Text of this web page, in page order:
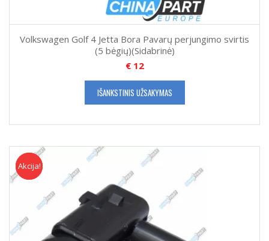
Volkswagen Golf 4 Jetta Bora Pavarų perjungimo svirtis
(5 bėgių)(Sidabrinė)
€12
IŠANKSTINIS UŽSAKYMAS
Akcija
Akcija!